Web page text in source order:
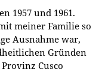
1957 und 1961.
meiner Familie so
Ausnahme war,
Gründen
Cusco